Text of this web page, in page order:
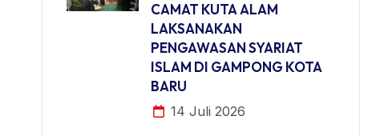
CAMAT KUTA ALAM
LAKSANAKAN
PENGAWASAN SYARIAT
ISLAM DI GAMPONG KOTA
BARU
14 Juli 2026